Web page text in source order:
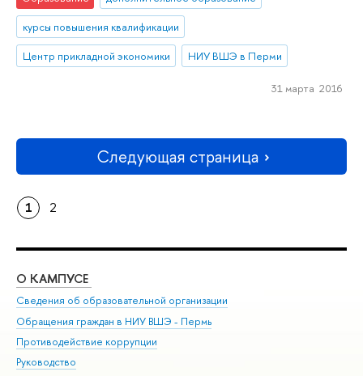
курсы повышения квалификации
Центр прикладной экономики
НИУ ВШЭ в Перми
31 марта 2016
Следующая страница
1 2
О КАМПУСЕ
Сведения об образовательной организации
Обращения граждан в НИУ ВШЭ - Пермь
Противодействие коррупции
Руководство